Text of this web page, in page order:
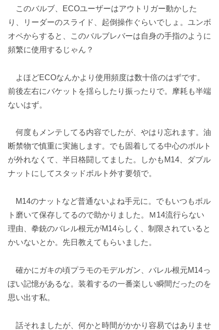
このバルブ、ECOユーザーはアウトリガー動かした
り、リーダーのスライド、起倒操作ぐらいでしょ。ユンボ
オペからすると、このバルブレバーは自身の手指のように
頻繁に使用するじゃん？
よほどECOなんかより使用頻度は数十倍のはずです。
前後左右にバケットを揺らしたり振ったりで。摩耗も半端
ないはず。
何度もメンテしてる内容でしたが、やはり忘れます。油
断禁物で慎重に実施します。でも固着してる中心のボルト
が外れなくて、半日格闘してました。しかもM14、ダブル
ナットにしてスタッドボルト外す要領で。
M14のナットなど普通ないよね手元に。でもいつもボル
ト磨いて保存してるので助かりました。Ｍ14流行らない
理由、拳銃のバレル根元がM14らしく、制限されていると
かいないとか。先日教えてもらいました。
確かにガキの頃プラモのモデルガン、バレル根元M14っ
ぽい記憶があるな。装着するの一番楽しい瞬間だったのを
思い出す私。
話それましたが、何かと時間がかかり容易ではありませ